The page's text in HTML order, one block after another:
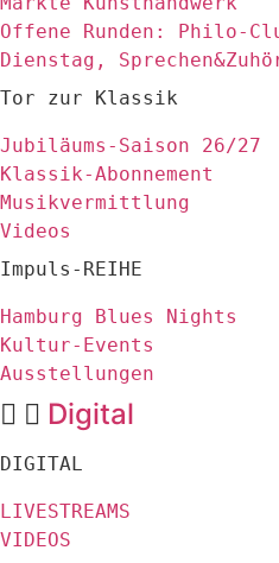
Offene Runden: Philo-
Dienstag,
Tor zur Klassik
Jubiläums-Saison 26/27
Klassik-Abonnement
Musikvermittlung
Videos
Impuls-REIHE
Hamburg Blues Nights
Kultur-Events
Ausstellungen
Digital
DIGITAL
LIVESTREAMS
VIDEOS